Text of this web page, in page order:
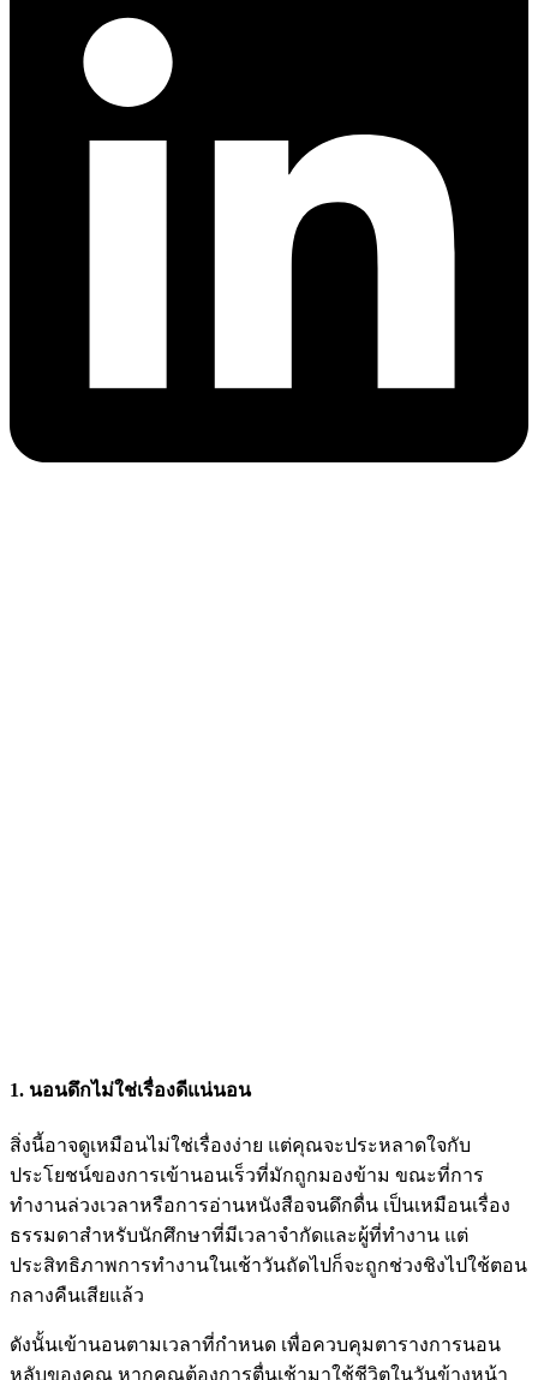
1. นอนดึกไม่ใช่เรื่องดีแน่นอน
สิ่งนี้อาจดูเหมือนไม่ใช่เรื่องง่าย แต่คุณจะประหลาดใจกับ
ประโยชน์ของการเข้านอนเร็วที่มักถูกมองข้าม ขณะที่การ
ทำงานล่วงเวลาหรือการอ่านหนังสือจนดึกดื่น เป็นเหมือนเรื่อง
ธรรมดาสำหรับนักศึกษาที่มีเวลาจำกัดและผู้ที่ทำงาน แต่
ประสิทธิภาพการทำงานในเช้าวันถัดไปก็จะถูกช่วงชิงไปใช้ตอน
กลางคืนเสียแล้ว
ดังนั้นเข้านอนตามเวลาที่กำหนด เพื่อควบคุมตารางการนอน
หลับของคุณ หากคุณต้องการตื่นเช้ามาใช้ชีวิตในวันข้างหน้า